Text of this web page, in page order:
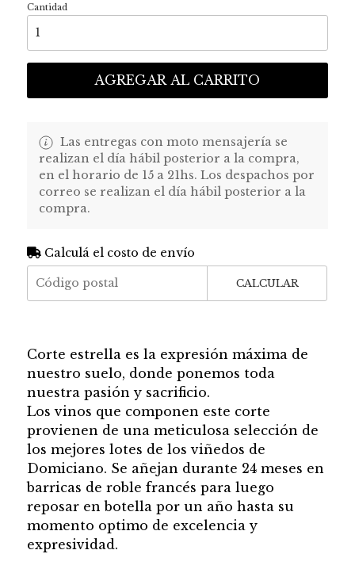
Cantidad
AGREGAR AL CARRITO
Las entregas con moto mensajería se
realizan el día hábil posterior a la compra,
en el horario de 15 a 21hs. Los despachos por
correo se realizan el día hábil posterior a la
compra.
Calculá el costo de envío
CALCULAR
Corte estrella es la expresión máxima de
nuestro suelo, donde ponemos toda
nuestra pasión y sacrificio.
Los vinos que componen este corte
provienen de una meticulosa selección de
los mejores lotes de los viñedos de
Domiciano. Se añejan durante 24 meses en
barricas de roble francés para luego
reposar en botella por un año hasta su
momento optimo de excelencia y
expresividad.